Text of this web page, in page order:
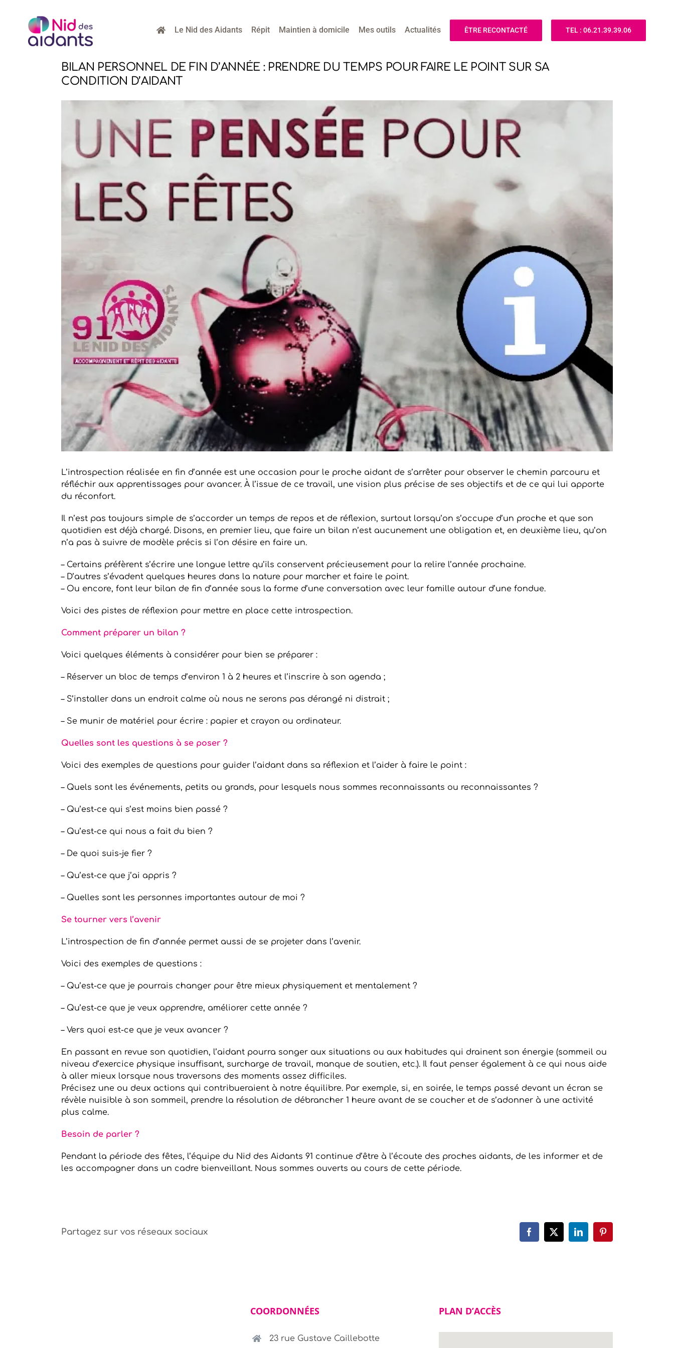
contenu
Le Nid des Aidants Répit Maintien à domicile Mes outils Actualités ÊTRE RECONTACTÉ TEL : 06.21.39.39.06
BILAN PERSONNEL DE FIN D’ANNÉE : PRENDRE DU TEMPS POUR FAIRE LE POINT SUR SA
CONDITION D’AIDANT
l'image
L’introspection réalisée en fin d’année est une occasion pour le proche aidant de s’arrêter pour observer le chemin parcouru et
réfléchir aux apprentissages pour avancer. À l’issue de ce travail, une vision plus précise de ses objectifs et de ce qui lui apporte
du réconfort.
Il n’est pas toujours simple de s’accorder un temps de repos et de réflexion, surtout lorsqu’on s’occupe d’un proche et que son
quotidien est déjà chargé. Disons, en premier lieu, que faire un bilan n’est aucunement une obligation et, en deuxième lieu, qu’on
n’a pas à suivre de modèle précis si l’on désire en faire un.
– Certains préfèrent s’écrire une longue lettre qu’ils conservent précieusement pour la relire l’année prochaine.
– D’autres s’évadent quelques heures dans la nature pour marcher et faire le point.
– Ou encore, font leur bilan de fin d’année sous la forme d’une conversation avec leur famille autour d’une fondue.
Voici des pistes de réflexion pour mettre en place cette introspection.
Comment préparer un bilan ?
Voici quelques éléments à considérer pour bien se préparer :
– Réserver un bloc de temps d’environ 1 à 2 heures et l’inscrire à son agenda ;
– S’installer dans un endroit calme où nous ne serons pas dérangé ni distrait ;
– Se munir de matériel pour écrire : papier et crayon ou ordinateur.
Quelles sont les questions à se poser ?
Voici des exemples de questions pour guider l’aidant dans sa réflexion et l’aider à faire le point :
– Quels sont les événements, petits ou grands, pour lesquels nous sommes reconnaissants ou reconnaissantes ?
– Qu’est-ce qui s’est moins bien passé ?
– Qu’est-ce qui nous a fait du bien ?
– De quoi suis-je fier ?
– Qu’est-ce que j’ai appris ?
– Quelles sont les personnes importantes autour de moi ?
Se tourner vers l’avenir
L’introspection de fin d’année permet aussi de se projeter dans l’avenir.
Voici des exemples de questions :
– Qu’est-ce que je pourrais changer pour être mieux physiquement et mentalement ?
– Qu’est-ce que je veux apprendre, améliorer cette année ?
– Vers quoi est-ce que je veux avancer ?
En passant en revue son quotidien, l’aidant pourra songer aux situations ou aux habitudes qui drainent son énergie (sommeil ou
niveau d’exercice physique insuffisant, surcharge de travail, manque de soutien, etc.). Il faut penser également à ce qui nous aide
à aller mieux lorsque nous traversons des moments assez difficiles.
Précisez une ou deux actions qui contribueraient à notre équilibre. Par exemple, si, en soirée, le temps passé devant un écran se
révèle nuisible à son sommeil, prendre la résolution de débrancher 1 heure avant de se coucher et de s’adonner à une activité
plus calme.
Besoin de parler ?
Pendant la période des fêtes, l’équipe du Nid des Aidants 91 continue d’être à l’écoute des proches aidants, de les informer et de
les accompagner dans un cadre bienveillant. Nous sommes ouverts au cours de cette période.
Partagez sur vos réseaux sociaux Facebook
X LinkedInPinterest
COORDONNÉES
23 rue Gustave Caillebotte
PLAN D’ACCÈS